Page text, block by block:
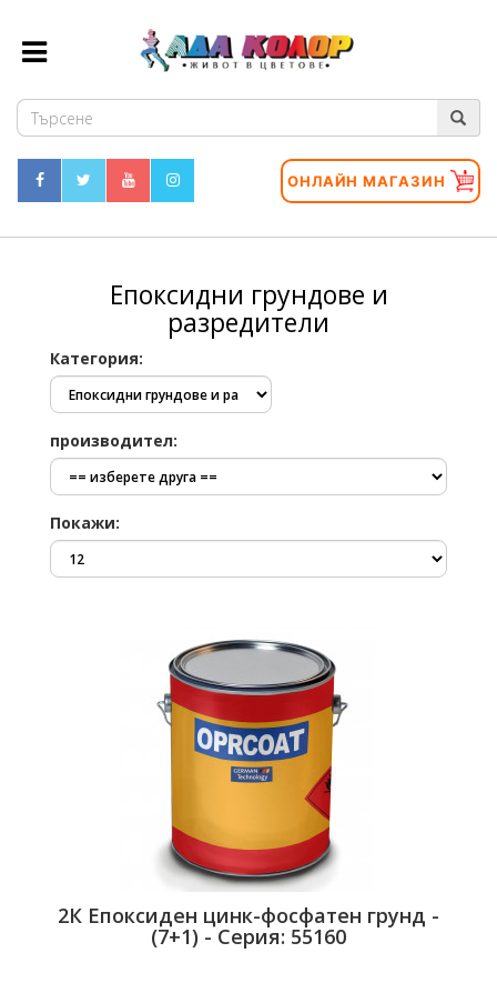
ОНЛАЙН МАГАЗИН
Епоксидни грундове и
разредители
Категория:
производител:
Покажи:
2К Епоксиден цинк-фосфатен грунд -
(7+1) - Серия: 55160